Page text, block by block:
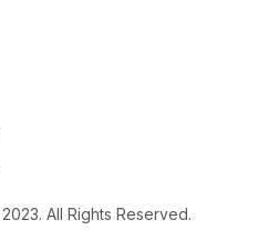
All Rights Reserved.